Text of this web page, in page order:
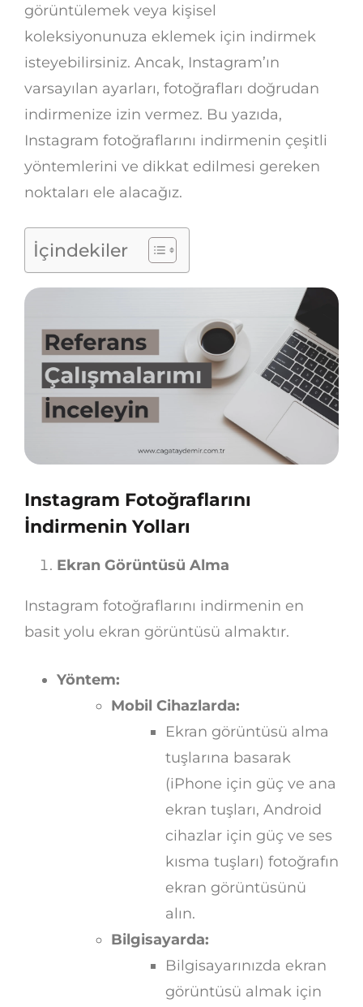
görüntülemek veya kişisel
koleksiyonunuza eklemek için indirmek
isteyebilirsiniz. Ancak, Instagram’ın
varsayılan ayarları, fotoğrafları doğrudan
indirmenize izin vermez. Bu yazıda,
Instagram fotoğraflarını indirmenin çeşitli
yöntemlerini ve dikkat edilmesi gereken
noktaları ele alacağız.
İçindekiler
Instagram Fotoğraflarını
İndirmenin Yolları
Ekran Görüntüsü Alma
Instagram fotoğraflarını indirmenin en
basit yolu ekran görüntüsü almaktır.
Yöntem:
Mobil Cihazlarda:
Ekran görüntüsü alma
tuşlarına basarak
(iPhone için güç ve ana
ekran tuşları, Android
cihazlar için güç ve ses
kısma tuşları) fotoğrafın
ekran görüntüsünü
alın.
Bilgisayarda:
Bilgisayarınızda ekran
görüntüsü almak için